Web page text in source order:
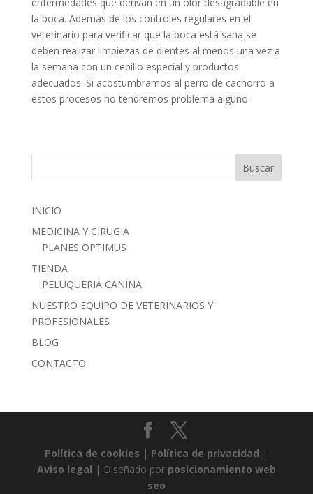
la boca. Además de los controles regulares en el
veterinario para verificar que la boca está sana se
deben realizar limpiezas de dientes al menos una vez a
la semana con un cepillo especial y productos
adecuados. Si acostumbramos al perro de cachorro a
estos procesos no tendremos problema alguno.
INICIO
MEDICINA Y CIRUGIA
PLANES OPTIMUS
TIENDA
PELUQUERIA CANINA
NUESTRO EQUIPO DE VETERINARIOS Y
PROFESIONALES
BLOG
CONTACTO
Política de cookies | Política de privacidad |
Aviso legal | Diseñado por posicionamiento web
seo